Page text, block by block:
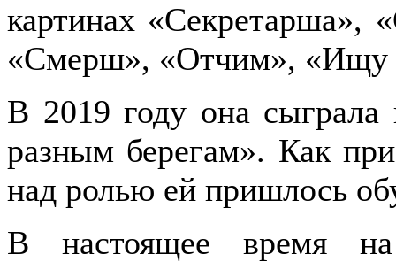
картинах «Секретарша»,
«Смерш», «Отчим», «Ищу
В 2019 году она
разным берегам». Как
над ролью ей пришлось
В настоящее время